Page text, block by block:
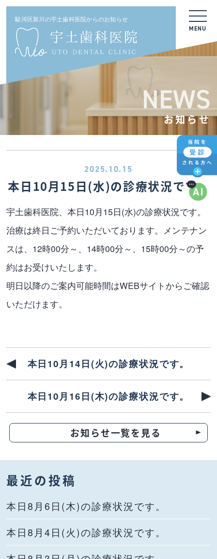
駿河区新川の宇土歯科医院からのお知らせ
MENU
NEWS
お知らせ
2025.10.15
本日10月15日(水)の診療状況です。
宇土歯科医院、本日10月15日(水)の診療状況です。
治療は終日ご予約いただいております。メンテナン
スは、12時00分～、14時00分～、15時00分～の予
約はお受けいたします。
明日以降のご案内可能時間はWEBサイトからご確認
いただけます。
本日10月14日(火)の診療状況です。
本日10月16日(木)の診療状況です。
お知らせ一覧を見る
最近の投稿
本日8月6日(木)の診療状況です。
本日8月4日(火)の診療状況です。